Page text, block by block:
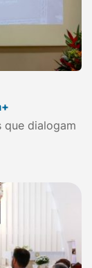
que dialogam